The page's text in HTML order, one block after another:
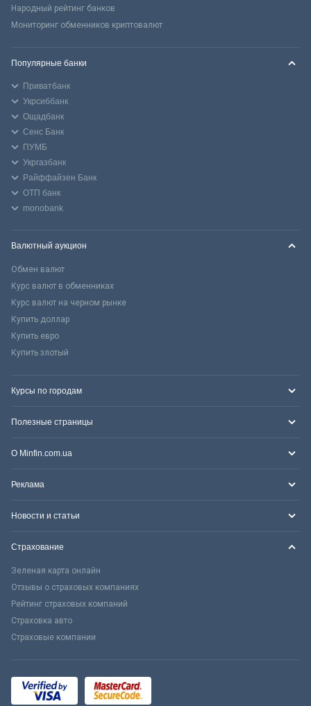
Народный рейтинг банков
Мониторинг обменников криптовалют
Популярные банки
Приватбанк
Укрсиббанк
Ощадбанк
Сенс Банк
ПУМБ
Укргазбанк
Райффайзен Банк
ОТП банк
monobank
Валютный аукцион
Обмен валют
Курс валют в обменниках
Курс валют на черном рынке
Купить доллар
Купить евро
Купить злотый
Курсы по городам
Полезные страницы
О Minfin.com.ua
Реклама
Новости и статьи
Страхование
Зеленая карта онлайн
Отзывы о страховых компаниях
Рейтинг страховых компаний
Страховка авто
Страховые компании